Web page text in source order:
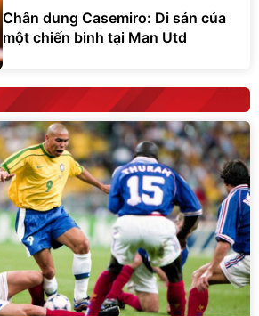
Chân dung Casemiro: Di sản của
một chiến binh tại Man Utd